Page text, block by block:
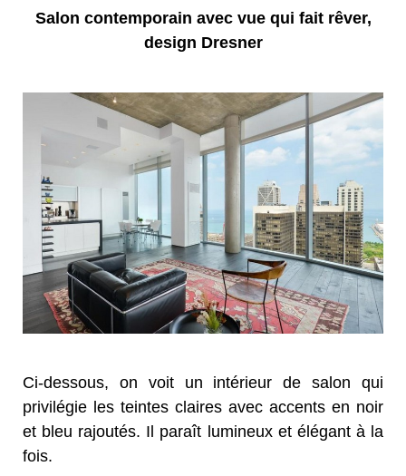
Salon contemporain avec vue qui fait rêver,
design Dresner
Ci-dessous, on voit un intérieur de salon qui
privilégie les teintes claires avec accents en noir
et bleu rajoutés. Il paraît lumineux et élégant à la
fois.